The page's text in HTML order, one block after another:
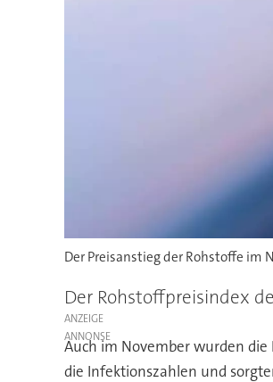
Der Preisanstieg der Rohstoffe im
Der Rohstoffpreisindex
ANZEIGE
Auch im November wurden
die Infektionszahlen und